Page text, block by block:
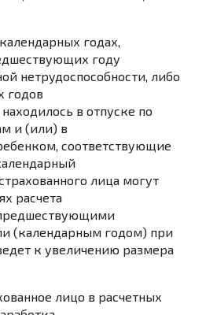
годах,
году
нетрудоспособности, либо
годов
в отпуске по
и (или) в
соответствующие
лица могут
расчета
(календарным годом) при
к увеличению размера
лицо в расчетных